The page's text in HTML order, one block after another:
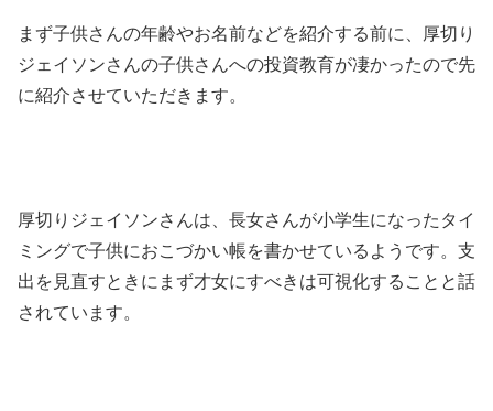
まず子供さんの年齢やお名前などを紹介する前に、厚切り
ジェイソンさんの子供さんへの投資教育が凄かったので先
に紹介させていただきます。
厚切りジェイソンさんは、長女さんが小学生になったタイ
ミングで子供におこづかい帳を書かせているようです。支
出を見直すときにまず才女にすべきは可視化することと話
されています。